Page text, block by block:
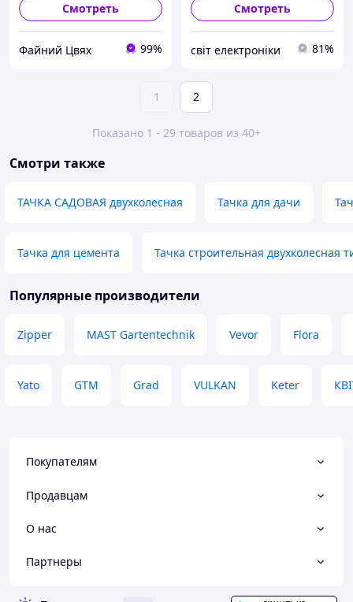
Смотреть
Файний Цвях 99%
Смотреть
світ електроніки 81%
1 2
Показано 1 - 29 товаров из 40+
Смотри также
ТАЧКА САДОВАЯ двухколесная Тачка для дачи
Тачка для цемента Тачка строительная двухколесная
Популярные производители
Zipper MAST Gartentechnik Vevor Flora
Yato GTM Grad VULKAN Keter
Покупателям
Продавцам
О нас
Партнеры